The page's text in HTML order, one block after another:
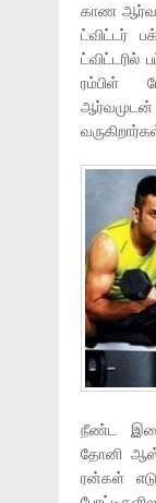
காண
ட்விட்டர்
ட்விட்டரில்
ரம்பிள்
நீண்ட
தோனி
ரன்கள்